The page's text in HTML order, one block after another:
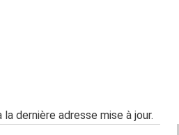
dernière adresse mise à jour.